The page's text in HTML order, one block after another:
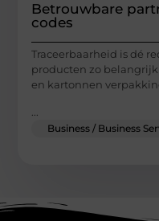
Betrouwbare
codes
Traceerbaarheid is dé
producten zo
en kartonnen
Business / Business